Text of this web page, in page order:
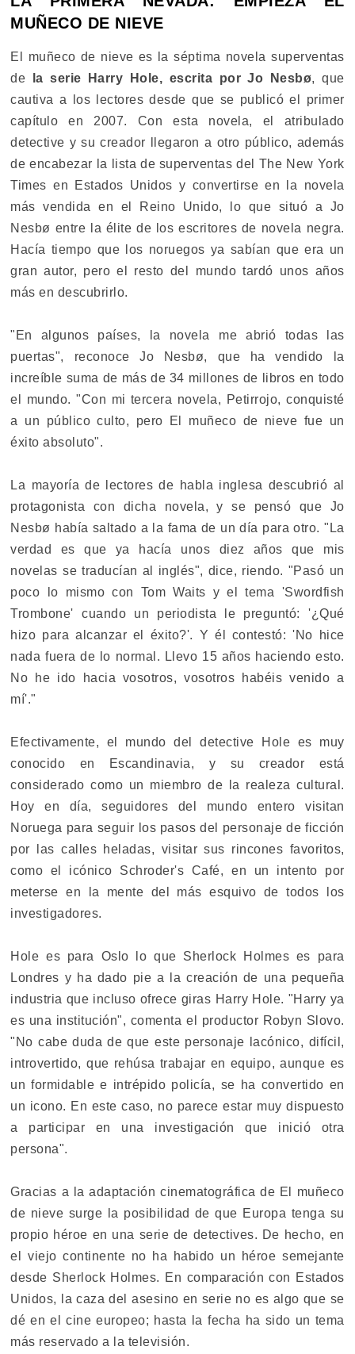
MUÑECO DE NIEVE
El muñeco de nieve es la séptima novela superventas
de
la serie Harry Hole, escrita por Jo Nesbø, que
cautiva a los lectores desde que se publicó el primer
capítulo en 2007. Con esta novela, el atribulado
detective y su creador llegaron a otro público, además
de encabezar la lista de superventas del The New York
Times en Estados Unidos y convertirse en la novela
más vendida en el Reino Unido, lo que situó a Jo
Nesbø entre la élite de los escritores de novela negra.
Hacía tiempo que los noruegos ya sabían que era un
gran autor, pero el resto del mundo tardó unos años
más en descubrirlo.
"En algunos países, la novela me abrió todas las
puertas", reconoce Jo Nesbø, que ha vendido la
increíble suma de más de 34 millones de libros en todo
el mundo. "Con mi tercera novela, Petirrojo, conquisté
a un público culto, pero El muñeco de nieve fue un
éxito absoluto".
La mayoría de lectores de habla inglesa descubrió al
protagonista con dicha novela, y se pensó que Jo
Nesbø había saltado a la fama de un día para otro. "La
verdad es que ya hacía unos diez años que mis
novelas se traducían al inglés", dice, riendo. "Pasó un
poco lo mismo con Tom Waits y el tema 'Swordfish
Trombone' cuando un periodista le preguntó: '¿Qué
hizo para alcanzar el éxito?'. Y él contestó: 'No hice
nada fuera de lo normal. Llevo 15 años haciendo esto.
No he ido hacia vosotros, vosotros habéis venido a
mí'."
Efectivamente, el mundo del detective Hole es muy
conocido en Escandinavia, y su creador está
considerado como un miembro de la realeza cultural.
Hoy en día, seguidores del mundo entero visitan
Noruega para seguir los pasos del personaje de ficción
por las calles heladas, visitar sus rincones favoritos,
como el icónico Schroder's Café, en un intento por
meterse en la mente del más esquivo de todos los
investigadores.
Hole es para Oslo lo que Sherlock Holmes es para
Londres y ha dado pie a la creación de una pequeña
industria que incluso ofrece giras Harry Hole. "Harry ya
es una institución", comenta el productor Robyn Slovo.
"No cabe duda de que este personaje lacónico, difícil,
introvertido, que rehúsa trabajar en equipo, aunque es
un formidable e intrépido policía, se ha convertido en
un icono. En este caso, no parece estar muy dispuesto
a participar en una investigación que inició otra
persona".
Gracias a la adaptación cinematográfica de El muñeco
de nieve surge la posibilidad de que Europa tenga su
propio héroe en una serie de detectives. De hecho, en
el viejo continente no ha habido un héroe semejante
desde Sherlock Holmes. En comparación con Estados
Unidos, la caza del asesino en serie no es algo que se
dé en el cine europeo; hasta la fecha ha sido un tema
más reservado a la televisión.